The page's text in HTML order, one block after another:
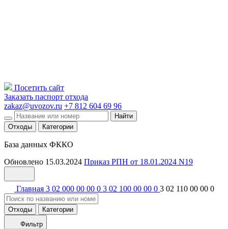
Посетить сайт
Заказать паспорт отхода
zakaz@uvozov.ru +7 812 604 69 96
Найти
Отходы
Категории
База данных ФККО
Обновлено 15.03.2024 Приказ РПН от 18.01.2024 N19
Главная 3 02 000 00 00 0 3 02 100 00 00 0 3 02 110 00 00 0
Отходы
Категории
Фильтр